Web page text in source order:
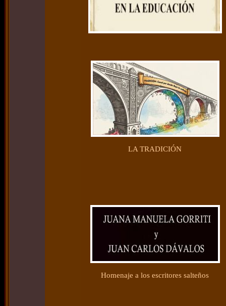
LA TRADICIÓN
Homenaje a los escritores salteños